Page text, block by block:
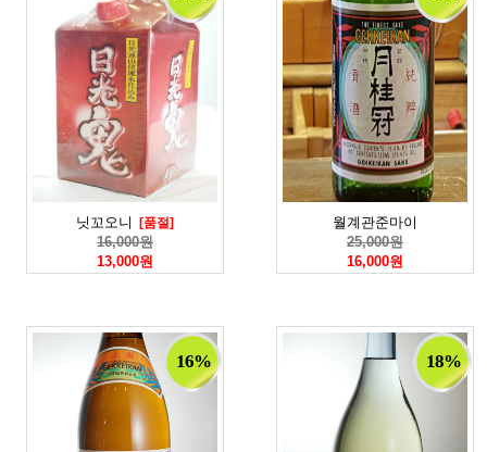
닛꼬오니 [품절]
16,000원
13,000원
월계관준마이
25,000원
16,000원
16% 18%